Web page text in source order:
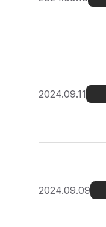
2024.09.11
2024.09.09